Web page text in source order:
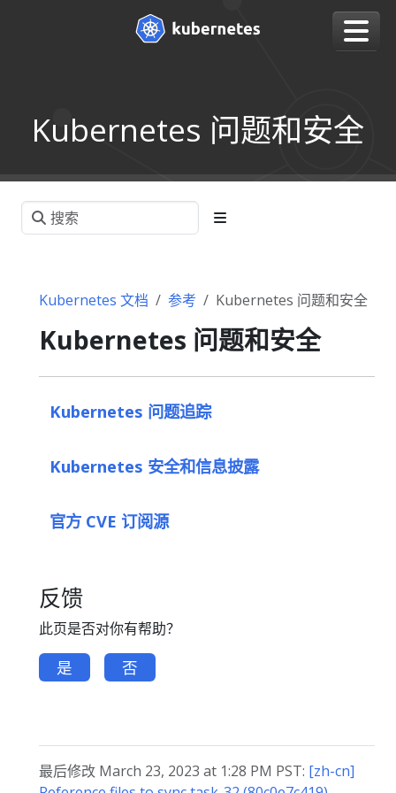
Kubernetes 问题和安全
Kubernetes 文档 参考 Kubernetes 问题和安全
Kubernetes 问题和安全
Kubernetes 问题追踪
Kubernetes 安全和信息披露
官方 CVE 订阅源
反馈
此页是否对你有帮助？
是 否
最后修改 March 23, 2023 at 1:28 PM PST: [zh-cn]